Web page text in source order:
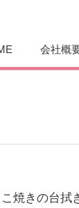
会社概
焼きの台